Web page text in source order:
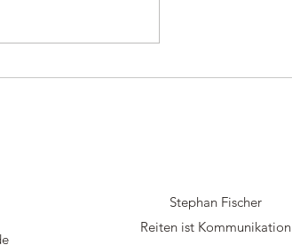
Reitkunst oder Reitkönnen?
Stephan Fischer
Reiten ist Kommunikation